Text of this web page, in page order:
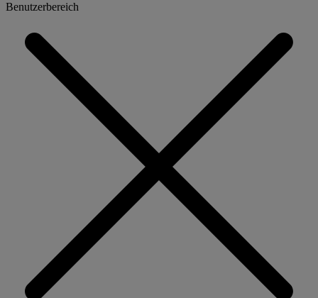
Benutzerbereich